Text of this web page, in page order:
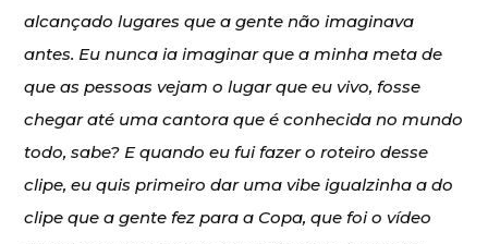
alcançado lugares que a gente não imaginava
antes. Eu nunca ia imaginar que a minha meta de
que as pessoas vejam o lugar que eu vivo, fosse
chegar até uma cantora que é conhecida no mundo
todo, sabe? E quando eu fui fazer o roteiro desse
clipe, eu quis primeiro dar uma vibe igualzinha a do
clipe que a gente fez para a Copa, que foi o vídeo